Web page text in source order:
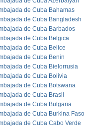
de Cuba Bahamas
de Cuba Bangladesh
de Cuba Barbados
de Cuba Belgica
de Cuba Belice
de Cuba Benin
de Cuba Bielorrusia
de Cuba Bolivia
de Cuba Botswana
de Cuba Brasil
de Cuba Bulgaria
de Cuba Burkina Faso
de Cuba Cabo Verde